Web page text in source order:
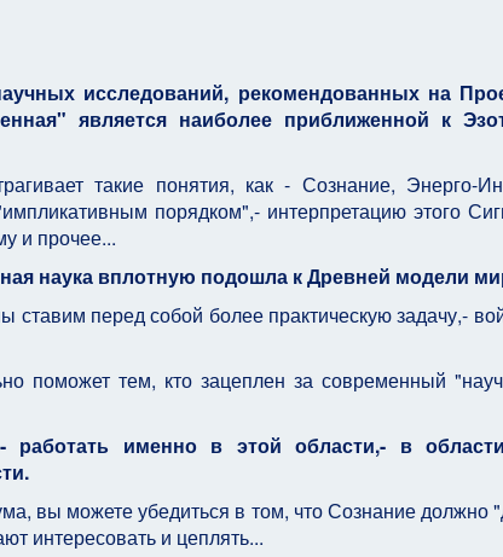
исследований, рекомендованных на
является наиболее приближенной к
такие понятия, как - Сознание, Энерго-
порядком",- интерпретацию этого
и прочее...
наука вплотную подошла к Древней модели
ставим перед собой более практическую задачу,-
поможет тем, кто зацеплен за современный
именно в этой области,- в
вы можете убедиться в том, что Сознание должно
интересовать и цеплять...